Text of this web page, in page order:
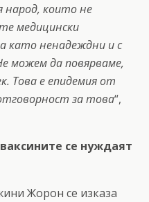
народ, които не
медицински
като ненадеждни и с
можем да повярваме,
Това е епидемия от
за това“,
се нуждаят
Жорон се изказа